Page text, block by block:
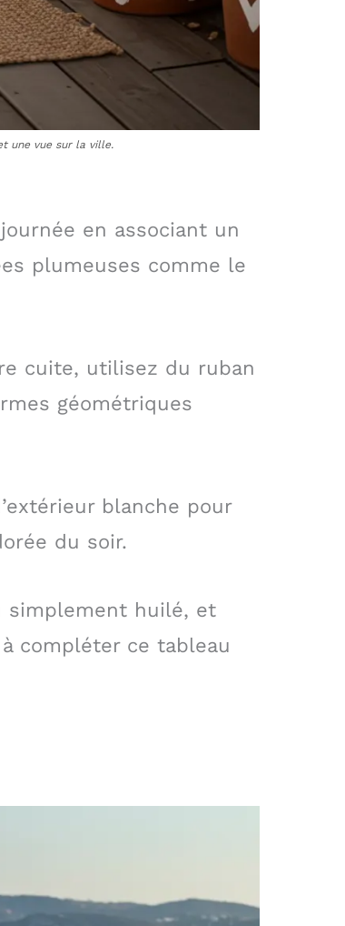
une vue sur la ville.
en associant un
plumeuses comme le
cuite, utilisez du ruban
géométriques
blanche pour
du soir.
simplement huilé, et
compléter ce tableau